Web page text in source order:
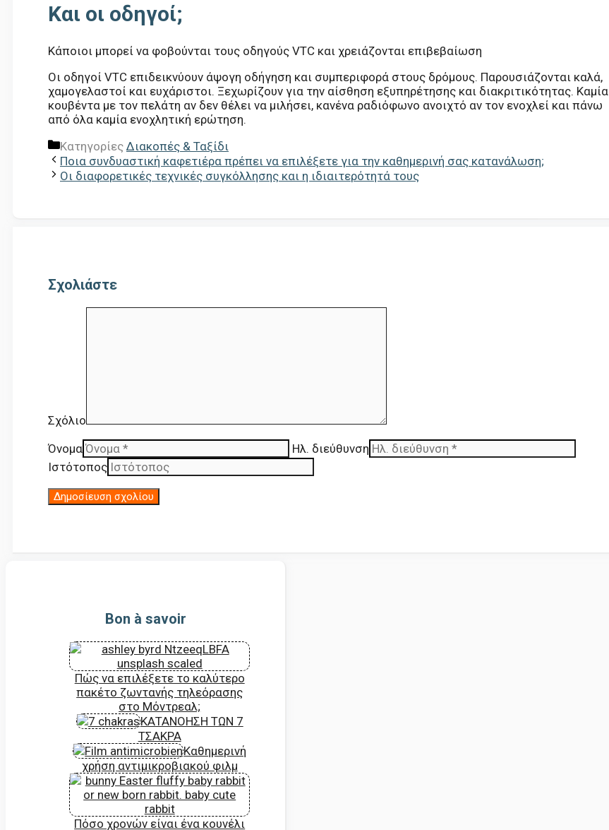
Και οι οδηγοί;
Κάποιοι μπορεί να φοβούνται τους οδηγούς VTC και χρειάζονται επιβεβαίωση
Οι οδηγοί VTC επιδεικνύουν άψογη οδήγηση και συμπεριφορά στους δρόμους. Παρουσιάζονται καλά,
χαμογελαστοί και ευχάριστοι. Ξεχωρίζουν για την αίσθηση εξυπηρέτησης και διακριτικότητας. Καμία
κουβέντα με τον πελάτη αν δεν θέλει να μιλήσει, κανένα ραδιόφωνο ανοιχτό αν τον ενοχλεί και πάνω
από όλα καμία ενοχλητική ερώτηση.
Κατηγορίες Διακοπές & Ταξίδι
Ποια συνδυαστική καφετιέρα πρέπει να επιλέξετε για την καθημερινή σας κατανάλωση;
Οι διαφορετικές τεχνικές συγκόλλησης και η ιδιαιτερότητά τους
Σχολιάστε
Σχόλιο
Όνομα
Ηλ. διεύθυνση
Ιστότοπος
Bon à savoir
Πώς να επιλέξετε το καλύτερο
πακέτο ζωντανής τηλεόρασης
στο Μόντρεαλ;
ΚΑΤΑΝΟΗΣΗ ΤΩΝ 7
ΤΣΑΚΡΑ
Καθημερινή
χρήση αντιμικροβιακού φιλμ
Πόσο χρονών είναι ένα κουνέλι